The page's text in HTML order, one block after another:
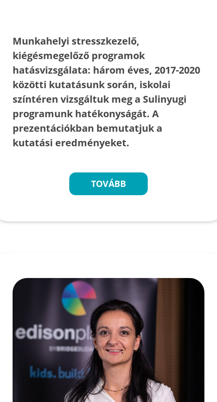
Munkahelyi stresszkezelő,
kiégésmegelőző programok
hatásvizsgálata: három éves, 2017-2020
közötti kutatásunk során, iskolai
színtéren vizsgáltuk meg a Sulinyugi
programunk hatékonyságát. A
prezentációkban bemutatjuk a
kutatási eredményeket.
TOVÁBB